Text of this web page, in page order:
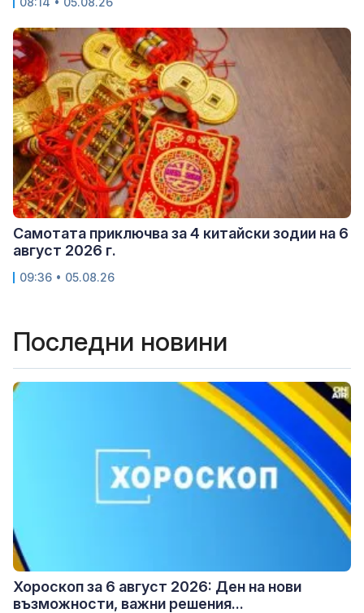
Самотата приключва за 4 китайски зодии на 6
август 2026 г.
09:36 • 05.08.26
Последни новини
Хороскоп за 6 август 2026: Ден на нови
възможности, важни решения...